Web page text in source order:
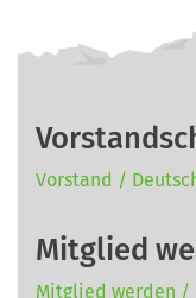
Vorstand /
Mitglied
Mitglied werden /